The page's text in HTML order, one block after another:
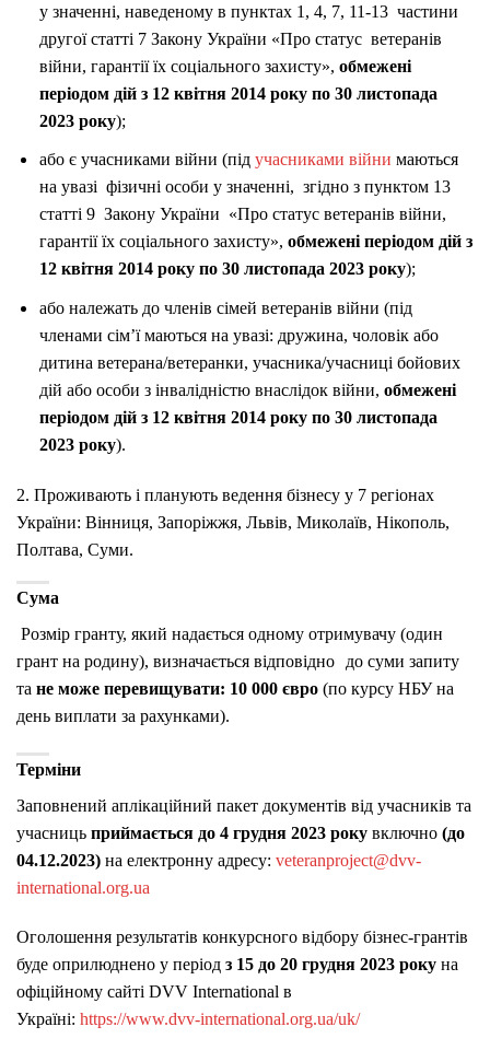
у значенні, наведеному в пунктах 1, 4, 7, 11-13 частини
другої статті 7 Закону України «Про статус ветеранів
війни, гарантії їх соціального захисту», обмежені
періодом дій з 12 квітня 2014 року по 30 листопада
2023 року);
або є учасниками війни (під учасниками війни маються
на увазі фізичні особи у значенні, згідно з пунктом 13
статті 9 Закону України «Про статус ветеранів війни,
гарантії їх соціального захисту», обмежені періодом дій з
12 квітня 2014 року по 30 листопада 2023 року);
або належать до членів сімей ветеранів війни (під
членами сім’ї маються на увазі: дружина, чоловік або
дитина ветерана/ветеранки, учасника/учасниці бойових
дій або особи з інвалідністю внаслідок війни, обмежені
періодом дій з 12 квітня 2014 року по 30 листопада
2023 року).
2. Проживають і планують ведення бізнесу у 7 регіонах
України: Вінниця, Запоріжжя, Львів, Миколаїв, Нікополь,
Полтава, Суми.
Сума
Розмір гранту, який надається одному отримувачу (один
грант на родину), визначається відповідно до суми запиту
та не може перевищувати: 10 000 євро (по курсу НБУ на
день виплати за рахунками).
Терміни
Заповнений аплікаційний пакет документів від учасників та
учасниць приймається до 4 грудня 2023 року включно (до
04.12.2023) на електронну адресу: veteranproject@dvv-
international.org.ua
Оголошення результатів конкурсного відбору бізнес-грантів
буде оприлюднено у період з 15 до 20 грудня 2023 року на
офіційному сайті DVV International в
Україні: https://www.dvv-international.org.ua/uk/